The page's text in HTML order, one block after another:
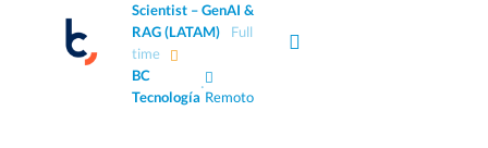
Scientist – GenAI &
RAG (LATAM)
Full
time
BC
Tecnología
·
Remoto